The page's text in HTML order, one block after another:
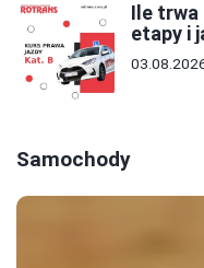
Ile trwa
etapy i
Samochody